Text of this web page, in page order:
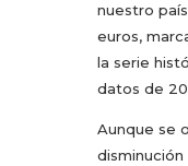
nuestro
euros,
la serie
datos de
Aunque se
disminución